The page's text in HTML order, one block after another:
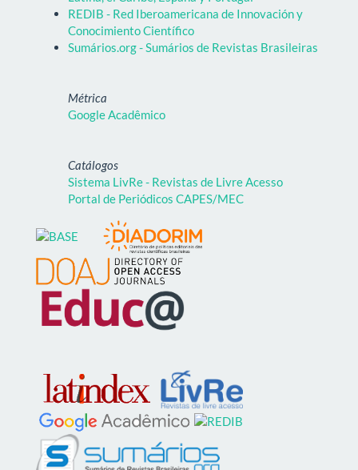
REDIB - Red Iberoamericana de Innovación y
Conocimiento Científico
Sumários.org - Sumários de Revistas Brasileiras
Métrica
Google Acadêmico
Catálogos
Sistema LivRe - Revistas de Livre Acesso
Portal de Periódicos CAPES/MEC